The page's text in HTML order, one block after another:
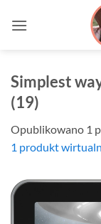
Simplest
(19)
Opublikowano 1
1 produkt